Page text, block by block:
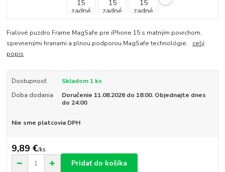
Fialové puzdro Frame MagSafe pre iPhone 15 s matným povrchom,
spevnenými hranami a plnou podporou MagSafe technológie. celý
popis
Dostupnosť
Skladom 1 ks
Doba dodania
Doručenie 11.08.2026 do 18:00. Objednajte dnes
do 24:00
Nie sme platcovia DPH
9,89 €/ks
Pridať do košíka